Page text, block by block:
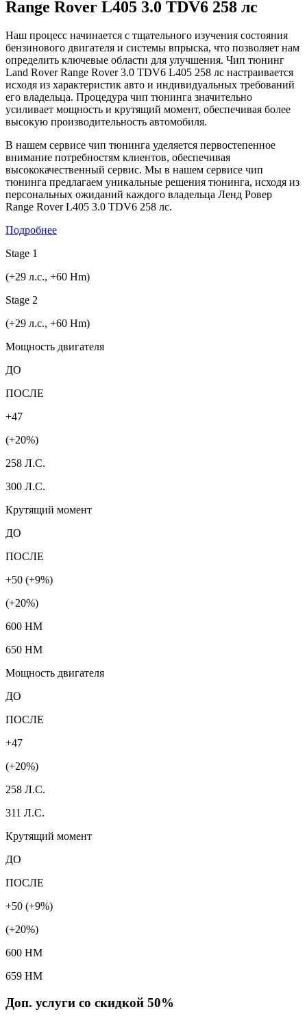
Range Rover L405 3.0 TDV6 258 лс
Наш процесс начинается с тщательного изучения состояния
бензинового двигателя и системы впрыска, что позволяет нам
определить ключевые области для улучшения. Чип тюнинг
Land Rover Range Rover 3.0 TDV6 L405 258 лс настраивается
исходя из характеристик авто и индивидуальных требований
его владельца. Процедура чип тюнинга значительно
усиливает мощность и крутящий момент, обеспечивая более
высокую производительность автомобиля.
В нашем сервисе чип тюнинга уделяется первостепенное
внимание потребностям клиентов, обеспечивая
высококачественный сервис. Мы в нашем сервисе чип
тюнинга предлагаем уникальные решения тюнинга, исходя из
персональных ожиданий каждого владельца Ленд Ровер
Range Rover L405 3.0 TDV6 258 лс.
Подробнее
Stage 1
(+29 л.с., +60 Hm)
Stage 2
(+29 л.с., +60 Hm)
Мощность двигателя
ДО
ПОСЛЕ
+47
(+20%)
258 Л.С.
300 Л.С.
Крутящий момент
ДО
ПОСЛЕ
+50 (+9%)
(+20%)
600 HM
650 HM
Мощность двигателя
ДО
ПОСЛЕ
+47
(+20%)
258 Л.С.
311 Л.С.
Крутящий момент
ДО
ПОСЛЕ
+50 (+9%)
(+20%)
600 HM
659 HM
Доп. услуги со скидкой 50%